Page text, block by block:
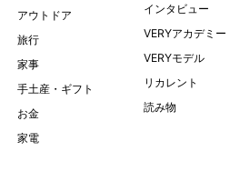
アウトドア
旅行
家事
手土産・ギフト
お金
家電
インタビュー
VERYアカデミー
VERYモデル
リカレント
読み物